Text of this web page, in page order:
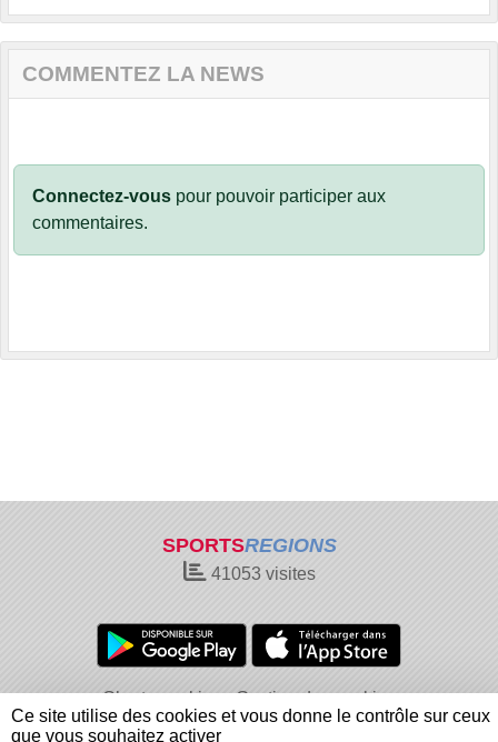
COMMENTEZ LA NEWS
Connectez-vous pour pouvoir participer aux
commentaires.
SPORTSREGIONS
41053visites
Charte cookies
Gestion des cookies
Informations légales
Signaler un contenu inapproprié
Ce site utilise des cookies et vous donne le contrôle sur ceux
que vous souhaitez activer